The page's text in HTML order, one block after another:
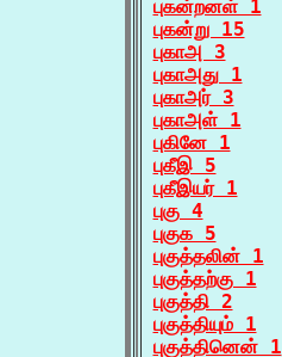
புகன்றனள் 1
புகன்று 15
புகாஅ 3
புகாஅது 1
புகாஅர் 3
புகாஅள் 1
புகினே 1
புகீஇ 5
புகீஇயர் 1
புகு 4
புகுக 5
புகுத்தலின் 1
புகுத்தற்கு 1
புகுத்தி 2
புகுத்தியும் 1
புகுத்தினென் 1